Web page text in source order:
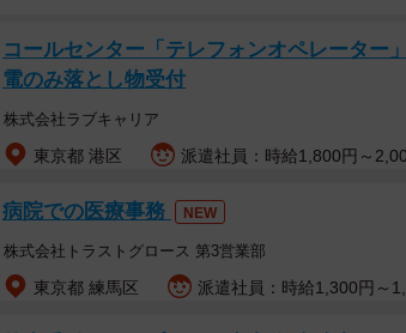
コールセンター「テレフォンオペレーター
電のみ落とし物受付
株式会社ラブキャリア
東京都 港区 派遣社員：時給1,800円～
病院での医療事務 NEW
株式会社トラストグロース 第3営業部
東京都 練馬区 派遣社員：時給1,300円～